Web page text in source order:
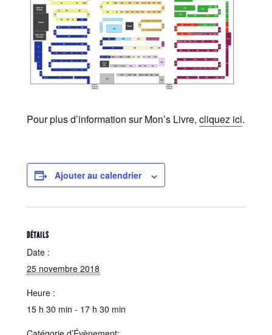
Pour plus d’information sur Mon’s Livre, cliquez ici.
Ajouter au calendrier
DÉTAILS
Date :
25 novembre 2018
Heure :
15 h 30 min - 17 h 30 min